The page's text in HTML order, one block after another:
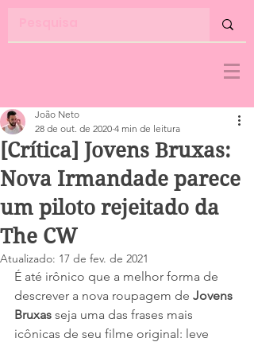
[Crítica] Jovens Bruxas:
Nova Irmandade parece
um piloto rejeitado da
The CW
João Neto
28 de out. de 2020 4 min de leitura
Atualizado: 17 de fev. de 2021
É até irônico que a melhor forma de
descrever a nova roupagem de Jovens
Bruxas seja uma das frases mais
icônicas de seu filme original: leve